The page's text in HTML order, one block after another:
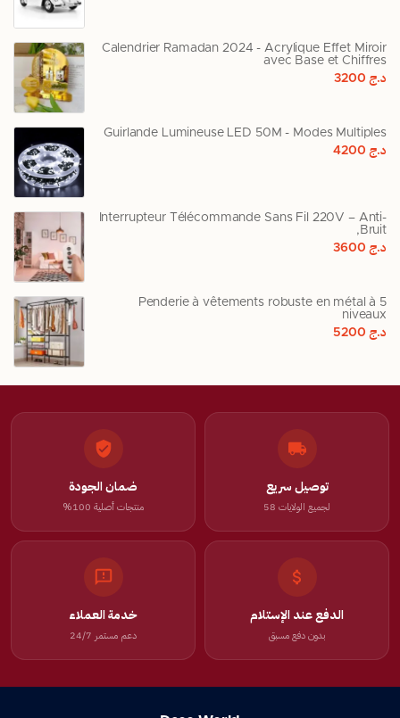
Calendrier Ramadan 2024 - Acrylique Effet Miroir
avec Base et Chiffres
د.ج3200
Guirlande Lumineuse LED 50M - Modes Multiples
د.ج4200
Interrupteur Télécommande Sans Fil 220V – Anti-
Bruit,
د.ج3600
Penderie à vêtements robuste en métal à 5
niveaux
د.ج5200
توصيل سريع
لجميع الولايات 58
ضمان الجودة
منتجات أصلية 100%
الدفع عند الإستلام
بدون دفع مسبق
خدمة العملاء
دعم مستمر 24/7